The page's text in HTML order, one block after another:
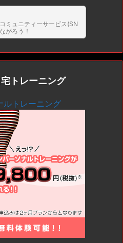
ミュニティーサービス(SN
がろう！
トレーニング
ルトレーニング